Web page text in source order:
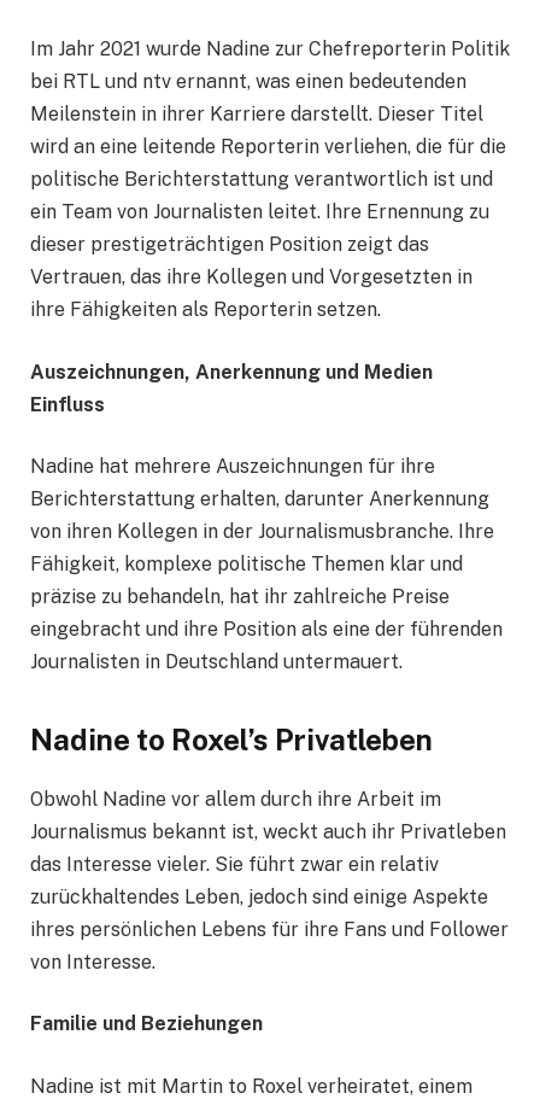
Im Jahr 2021 wurde Nadine zur Chefreporterin Politik
bei RTL und ntv ernannt, was einen bedeutenden
Meilenstein in ihrer Karriere darstellt. Dieser Titel
wird an eine leitende Reporterin verliehen, die für die
politische Berichterstattung verantwortlich ist und
ein Team von Journalisten leitet. Ihre Ernennung zu
dieser prestigeträchtigen Position zeigt das
Vertrauen, das ihre Kollegen und Vorgesetzten in
ihre Fähigkeiten als Reporterin setzen.
Auszeichnungen, Anerkennung und Medien
Einfluss
Nadine hat mehrere Auszeichnungen für ihre
Berichterstattung erhalten, darunter Anerkennung
von ihren Kollegen in der Journalismusbranche. Ihre
Fähigkeit, komplexe politische Themen klar und
präzise zu behandeln, hat ihr zahlreiche Preise
eingebracht und ihre Position als eine der führenden
Journalisten in Deutschland untermauert.
Nadine to Roxel’s Privatleben
Obwohl Nadine vor allem durch ihre Arbeit im
Journalismus bekannt ist, weckt auch ihr Privatleben
das Interesse vieler. Sie führt zwar ein relativ
zurückhaltendes Leben, jedoch sind einige Aspekte
ihres persönlichen Lebens für ihre Fans und Follower
von Interesse.
Familie und Beziehungen
Nadine ist mit Martin to Roxel verheiratet, einem